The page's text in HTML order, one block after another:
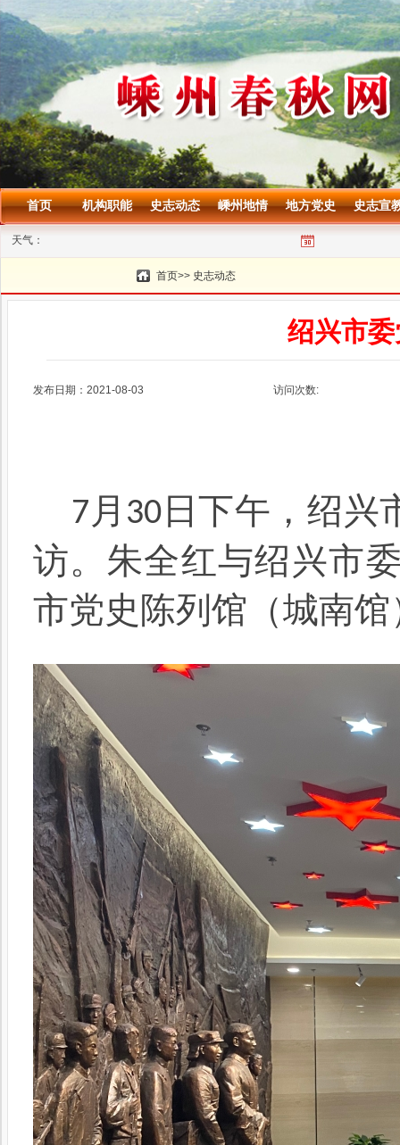
首页 机构职能 史志动态 嵊州地情 地方党史 史志宣
天气：
首页>> 史志动态
绍兴市
发布日期：2021-08-03 访问次数:
7 月 30 日下午，绍兴
访。朱全红与绍兴市
市党史陈列馆（城南馆